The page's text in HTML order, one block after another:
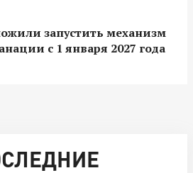
запустить механизм
с 1 января 2027 года